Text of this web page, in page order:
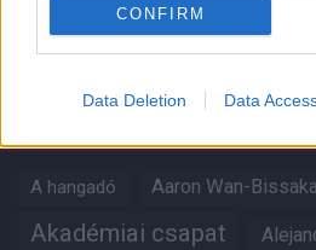
CONFIRM
Data Deletion Data
Címkék
A hangadó Aaron Wan-Bissaka
Akadémiai csapat